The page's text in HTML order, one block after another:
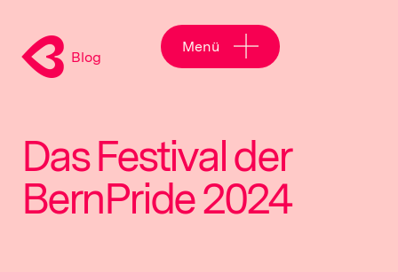
Blog
Menü
Das Festival der
BernPride 2024